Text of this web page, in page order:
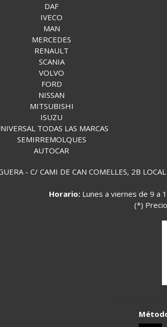
DAF
IVECO
MAN
MERCEDES
RENAULT
SCANIA
VOLVO
FORD
NISSAN
MITSUBISHI
ISUZU
TODAS LAS MARCAS
SEMIRREMOLQUES
AUTOCAR
- C/ CAMI DE CAN COMELLES, 2B
Horario: Lunes a viernes de 9 a
(*)